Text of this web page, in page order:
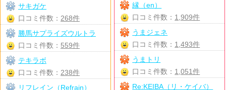
縁（en）
口コミ件数： 1,909件
うまジェネ
口コミ件数： 1,493件
うまトリ
口コミ件数： 1,051件
Re:KEIBA（リ・ケイバ）
サキガケ
口コミ件数： 268件
勝馬サプライズウルトラ
口コミ件数： 559件
テキラボ
口コミ件数： 238件
リフレイン（Refrain）